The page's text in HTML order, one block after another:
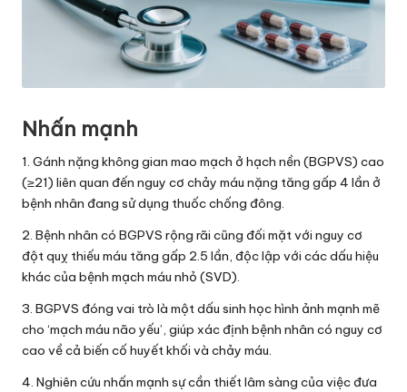
Nhấn mạnh
1. Gánh nặng không gian mao mạch ở hạch nền (BGPVS) cao
(≥21) liên quan đến nguy cơ chảy máu nặng tăng gấp 4 lần ở
bệnh nhân đang sử dụng thuốc chống đông.
2. Bệnh nhân có BGPVS rộng rãi cũng đối mặt với nguy cơ
đột quỵ thiếu máu tăng gấp 2.5 lần, độc lập với các dấu hiệu
khác của bệnh mạch máu nhỏ (SVD).
3. BGPVS đóng vai trò là một dấu sinh học hình ảnh mạnh mẽ
cho ‘mạch máu não yếu’, giúp xác định bệnh nhân có nguy cơ
cao về cả biến cố huyết khối và chảy máu.
4. Nghiên cứu nhấn mạnh sự cần thiết lâm sàng của việc đưa